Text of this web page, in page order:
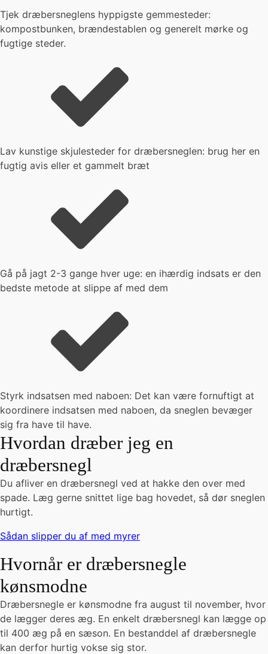
Tjek dræbersneglens hyppigste gemmesteder:
kompostbunken, brændestablen og generelt mørke og
fugtige steder.
Lav kunstige skjulesteder for dræbersneglen: brug her en
fugtig avis eller et gammelt bræt
Gå på jagt 2-3 gange hver uge: en ihærdig indsats er den
bedste metode at slippe af med dem
Styrk indsatsen med naboen: Det kan være fornuftigt at
koordinere indsatsen med naboen, da sneglen bevæger
sig fra have til have.
Hvordan dræber jeg en
dræbersnegl
Du afliver en dræbersnegl ved at hakke den over med
spade. Læg gerne snittet lige bag hovedet, så dør sneglen
hurtigt.
Sådan slipper du af med myrer
Hvornår er dræbersnegle
kønsmodne
Dræbersnegle er kønsmodne fra august til november, hvor
de lægger deres æg. En enkelt dræbersnegl kan lægge op
til 400 æg på en sæson. En bestanddel af dræbersnegle
kan derfor hurtig vokse sig stor.